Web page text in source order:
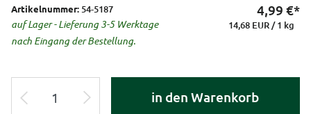
Artikelnummer: 54-5187
auf Lager - Lieferung 3-5 Werktage
nach Eingang der Bestellung.
4,99 €*
14,68 EUR / 1 kg
in den Warenkorb